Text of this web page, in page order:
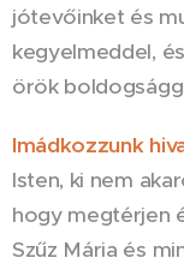
jótevőinket és
kegyelmeddel,
örök
Imádkozzunk
Isten, ki nem
hogy megtérjen
Szűz Mária és